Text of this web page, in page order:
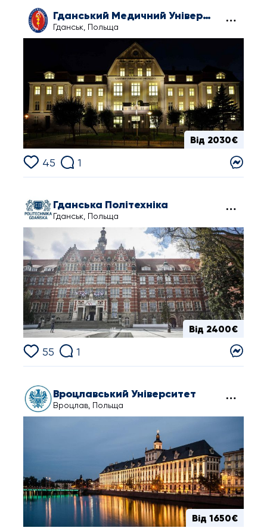
Гданський Медичний Університет
Гданськ, Польща
Від 2030€
45 1
Гданська Політехніка
Гданськ, Польща
Від 2400€
55 1
Вроцлавський Університет
Вроцлав, Польща
Від 1650€